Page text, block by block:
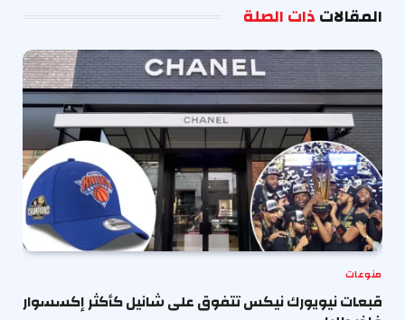
المقالاتذات الصلة
منوعات
قبعات نيويورك نيكس تتفوق على شانيل كأكثر إكسسوار